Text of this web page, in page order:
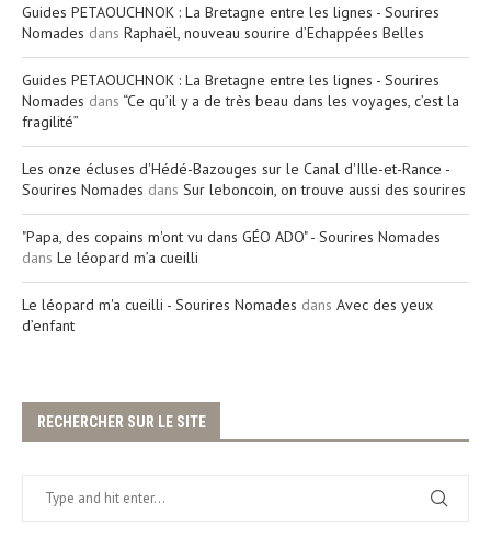
Guides PETAOUCHNOK : La Bretagne entre les lignes - Sourires
Nomades dans Raphaël, nouveau sourire d’Echappées Belles
Guides PETAOUCHNOK : La Bretagne entre les lignes - Sourires
Nomades dans “Ce qu’il y a de très beau dans les voyages, c’est la
fragilité”
Les onze écluses d'Hédé-Bazouges sur le Canal d'Ille-et-Rance -
Sourires Nomades dans Sur leboncoin, on trouve aussi des sourires
"Papa, des copains m'ont vu dans GÉO ADO" - Sourires Nomades
dans Le léopard m’a cueilli
Le léopard m'a cueilli - Sourires Nomades dans Avec des yeux
d’enfant
RECHERCHER SUR LE SITE